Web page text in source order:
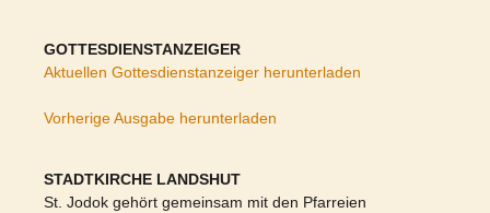
GOTTESDIENSTANZEIGER
Aktuellen Gottesdienstanzeiger herunterladen
Vorherige Ausgabe herunterladen
STADTKIRCHE LANDSHUT
St. Jodok gehört gemeinsam mit den Pfarreien